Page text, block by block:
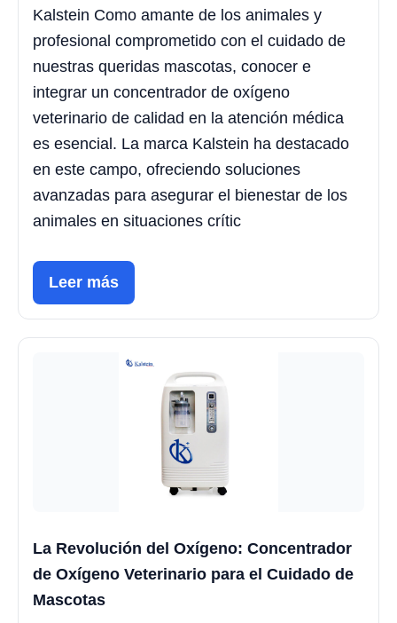
Kalstein Como amante de los animales y
profesional comprometido con el cuidado de
nuestras queridas mascotas, conocer e
integrar un concentrador de oxígeno
veterinario de calidad en la atención médica
es esencial. La marca Kalstein ha destacado
en este campo, ofreciendo soluciones
avanzadas para asegurar el bienestar de los
animales en situaciones crític
Leer más
La Revolución del Oxígeno: Concentrador
de Oxígeno Veterinario para el Cuidado de
Mascotas